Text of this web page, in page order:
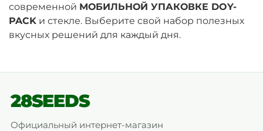
современной МОБИЛЬНОЙ УПАКОВКЕ DOY-
PACK и стекле. Выберите свой набор полезных
вкусных решений для каждый дня.
28SEEDS
Официальный интернет-магазин